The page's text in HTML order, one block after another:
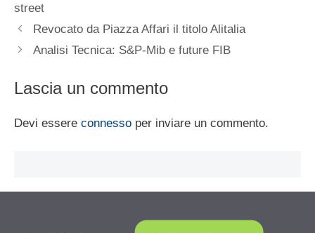
street
Revocato da Piazza Affari il titolo Alitalia
Analisi Tecnica: S&P-Mib e future FIB
Lascia un commento
Devi essere connesso per inviare un commento.